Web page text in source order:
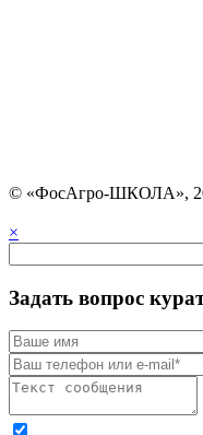
© «ФосАгро-ШКОЛА»,
×
Задать вопрос